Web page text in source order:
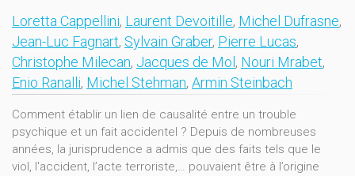
Loretta Cappellini, Laurent Devoitille, Michel Dufrasne,
Jean-Luc Fagnart, Sylvain Graber, Pierre Lucas,
Christophe Milecan, Jacques de Mol , Nouri Mrabet,
Enio Ranalli, Michel Stehman, Armin Steinbach
Comment établir un lien de causalité entre un trouble
psychique et un fait accidentel ? Depuis de nombreuses
années, la jurisprudence a admis que des faits tels que le
viol, l'accident, l’acte terroriste,… pouvaient être à l’origine